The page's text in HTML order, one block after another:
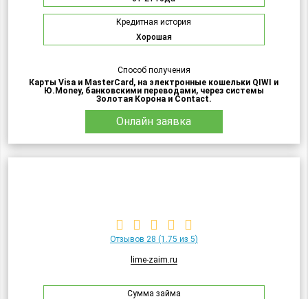
Кредитная история
Хорошая
Способ получения
Карты Visa и MasterCard, на электронные кошельки QIWI и
Ю.Money, банковскими переводами, через системы
Золотая Корона и Contact.
Онлайн заявка
Отзывов 28 (1.75 из 5)
lime-zaim.ru
Сумма займа